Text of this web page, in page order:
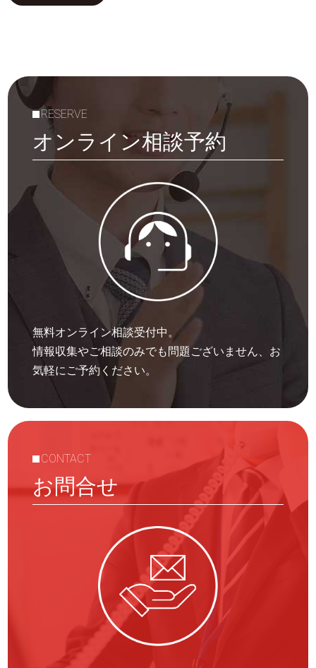
RESERVE
オンライン相談予約
無料オンライン相談受付中。
情報収集やご相談のみでも問題ございません、お
気軽にご予約ください。
CONTACT
お問合せ